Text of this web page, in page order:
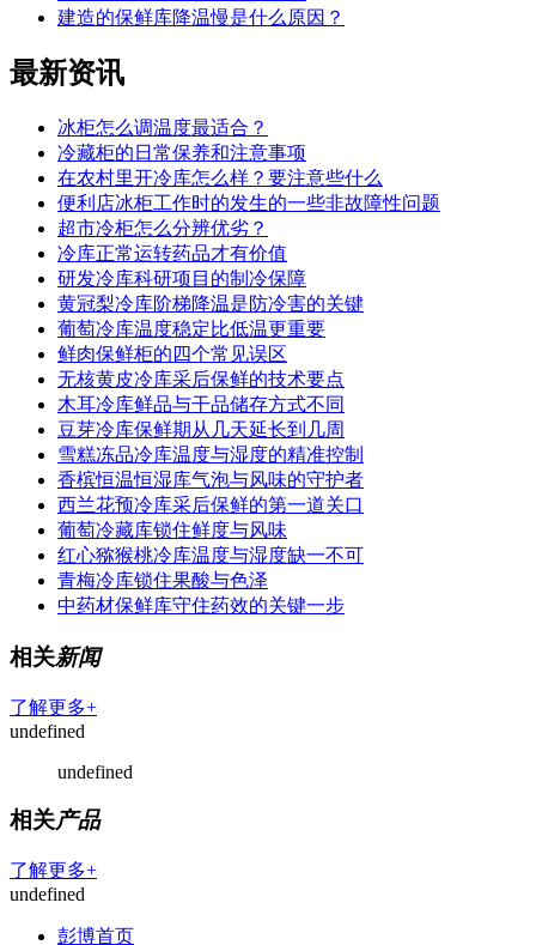
建造的保鲜库降温慢是什么原因？
最新资讯
冰柜怎么调温度最适合？
冷藏柜的日常保养和注意事项
在农村里开冷库怎么样？要注意些什么
便利店冰柜工作时的发生的一些非故障性问题
超市冷柜怎么分辨优劣？
冷库正常运转药品才有价值
研发冷库科研项目的制冷保障
黄冠梨冷库阶梯降温是防冷害的关键
葡萄冷库温度稳定比低温更重要
鲜肉保鲜柜的四个常见误区
无核黄皮冷库采后保鲜的技术要点
木耳冷库鲜品与干品储存方式不同
豆芽冷库保鲜期从几天延长到几周
雪糕冻品冷库温度与湿度的精准控制
香槟恒温恒湿库气泡与风味的守护者
西兰花预冷库采后保鲜的第一道关口
葡萄冷藏库锁住鲜度与风味
红心猕猴桃冷库温度与湿度缺一不可
青梅冷库锁住果酸与色泽
中药材保鲜库守住药效的关键一步
相关新闻
了解更多+
undefined
undefined
相关产品
了解更多+
undefined
彭博首页